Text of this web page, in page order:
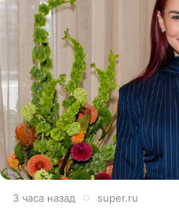
3 часа назад super.ru